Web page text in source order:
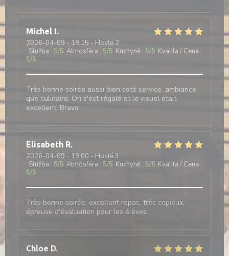
Michel I
2026-04-09 - 19:15 - Hosté 2
Služba : 5/5 Atmosféra : 5/5 Kuchyně : 5/5 Kvalita / Cena :
5/5
Très bonne soirée aussi bien coté service, ambiance
que culinaire. On s'est régalé et le visuel était
excellent. Bravo
Elisabeth R
2026-04-09 - 19:00 - Hosté 3
Služba : 5/5 Atmosféra : 5/5 Kuchyně : 5/5 Kvalita / Cena :
5/5
Très bonne soirée, excellent repas, très copieux,
épreuve d'évaluation pour les élèves.
Chloe D